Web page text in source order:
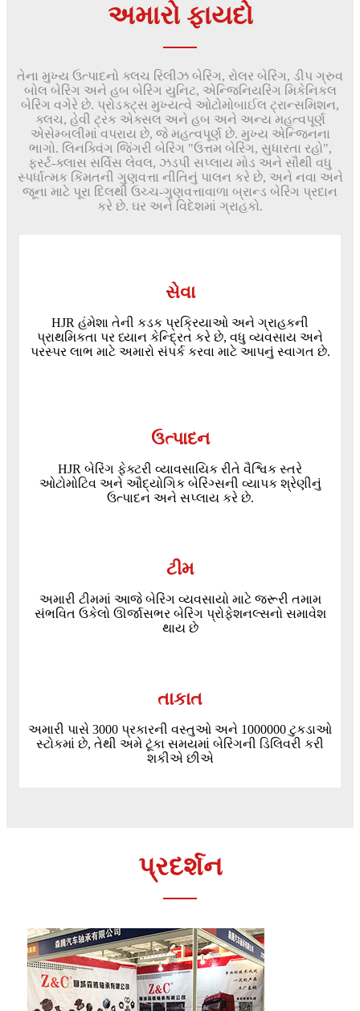
અમારો ફાયદો
તેના મુખ્ય ઉત્પાદનો ક્લચ રિલીઝ બેરિંગ, રોલર બેરિંગ, ડીપ ગ્રુવ
બોલ બેરિંગ અને હબ બેરિંગ યુનિટ, એન્જિનિયરિંગ મિકેનિકલ
બેરિંગ વગેરે છે. પ્રોડક્ટ્સ મુખ્યત્વે ઓટોમોબાઈલ ટ્રાન્સમિશન,
ક્લચ, હેવી ટ્રક એક્સલ અને હબ અને અન્ય મહત્વપૂર્ણ
એસેમ્બલીમાં વપરાય છે, જે મહત્વપૂર્ણ છે. મુખ્ય એન્જિનના
ભાગો. લિનક્વિંગ જિંગરી બેરિંગ "ઉત્તમ બેરિંગ, સુધારતા રહો",
ફર્સ્ટ-ક્લાસ સર્વિસ લેવલ, ઝડપી સપ્લાય મોડ અને સૌથી વધુ
સ્પર્ધાત્મક કિંમતની ગુણવત્તા નીતિનું પાલન કરે છે, અને નવા અને
જૂના માટે પૂરા દિલથી ઉચ્ચ-ગુણવત્તાવાળા બ્રાન્ડ બેરિંગ પ્રદાન
કરે છે. ઘર અને વિદેશમાં ગ્રાહકો.
સેવા
HJR હંમેશા તેની કડક પ્રક્રિયાઓ અને ગ્રાહકની
પ્રાથમિકતા પર ધ્યાન કેન્દ્રિત કરે છે, વધુ વ્યવસાય અને
પરસ્પર લાભ માટે અમારો સંપર્ક કરવા માટે આપનું સ્વાગત છે.
ઉત્પાદન
HJR બેરિંગ ફેક્ટરી વ્યાવસાયિક રીતે વૈશ્વિક સ્તરે
ઓટોમોટિવ અને ઔદ્યોગિક બેરિંગ્સની વ્યાપક શ્રેણીનું
ઉત્પાદન અને સપ્લાય કરે છે.
ટીમ
અમારી ટીમમાં આજે બેરિંગ વ્યવસાયો માટે જરૂરી તમામ
સંભવિત ઉકેલો ઊર્જાસભર બેરિંગ પ્રોફેશનલ્સનો સમાવેશ
થાય છે
તાકાત
અમારી પાસે 3000 પ્રકારની વસ્તુઓ અને 1000000 ટુકડાઓ
સ્ટોકમાં છે, તેથી અમે ટૂંકા સમયમાં બેરિંગની ડિલિવરી કરી
શકીએ છીએ
પ્રદર્શન